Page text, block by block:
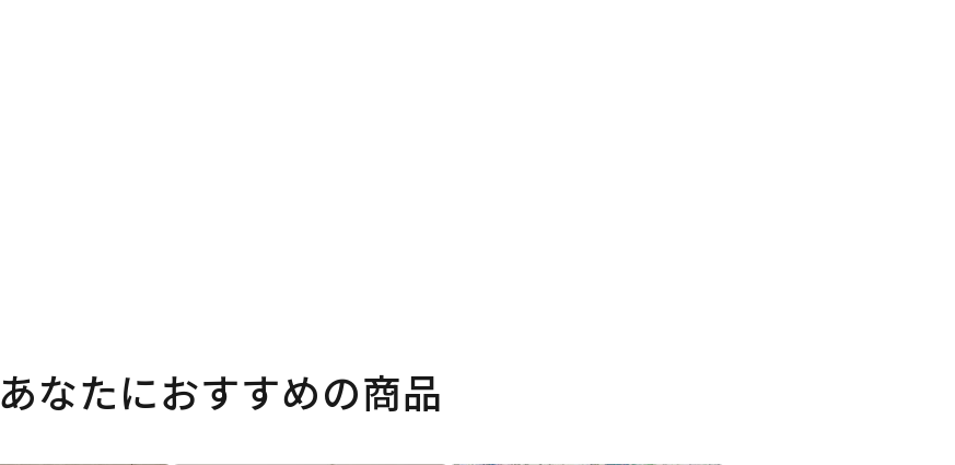
あなたにおすすめの商品